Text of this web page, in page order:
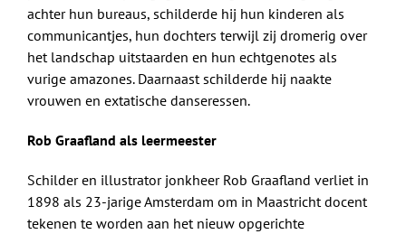
achter hun bureaus, schilderde hij hun kinderen als
communicantjes, hun dochters terwijl zij dromerig over
het landschap uitstaarden en hun echtgenotes als
vurige amazones. Daarnaast schilderde hij naakte
vrouwen en extatische danseressen.
Rob Graafland als leermeester
Schilder en illustrator jonkheer Rob Graafland verliet in
1898 als 23-jarige Amsterdam om in Maastricht docent
tekenen te worden aan het nieuw opgerichte